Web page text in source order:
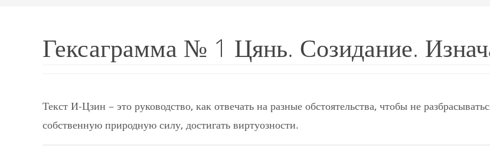
Гексаграмма № 1 Цянь. Созидание.
Текст И-Цзин – это руководство, как отвечать на разные обстоятельства, чтобы не
собственную природную силу, достигать виртуозности.